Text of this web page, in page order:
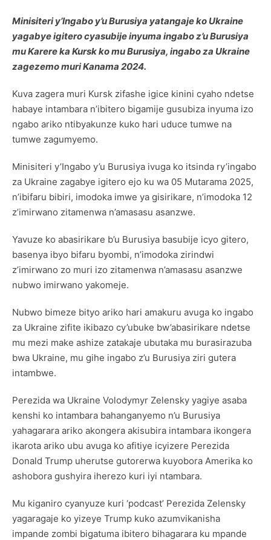
Minisiteri y’Ingabo y’u Burusiya yatangaje ko Ukraine
yagabye igitero cyasubije inyuma ingabo z’u Burusiya
mu Karere ka Kursk ko mu Burusiya, ingabo za Ukraine
zagezemo muri Kanama 2024.
Kuva zagera muri Kursk zifashe igice kinini cyaho ndetse
habaye intambara n’ibitero bigamije gusubiza inyuma izo
ngabo ariko ntibyakunze kuko hari uduce tumwe na
tumwe zagumyemo.
Minisiteri y’Ingabo y’u Burusiya ivuga ko itsinda ry’ingabo
za Ukraine zagabye igitero ejo ku wa 05 Mutarama 2025,
n’ibifaru bibiri, imodoka imwe ya gisirikare, n’imodoka 12
z’imirwano zitamenwa n’amasasu asanzwe.
Yavuze ko abasirikare b’u Burusiya basubije icyo gitero,
basenya ibyo bifaru byombi, n’imodoka zirindwi
z’imirwano zo muri izo zitamenwa n’amasasu asanzwe
nubwo imirwano yakomeje.
Nubwo bimeze bityo ariko hari amakuru avuga ko ingabo
za Ukraine zifite ikibazo cy’ubuke bw’abasirikare ndetse
mu mezi make ashize zatakaje ubutaka mu burasirazuba
bwa Ukraine, mu gihe ingabo z’u Burusiya ziri gutera
intambwe.
Perezida wa Ukraine Volodymyr Zelensky yagiye asaba
kenshi ko intambara bahanganyemo n’u Burusiya
yahagarara ariko akongera akisubira intambara ikongera
ikarota ariko ubu avuga ko afitiye icyizere Perezida
Donald Trump uherutse gutorerwa kuyobora Amerika ko
ashobora gushyira iherezo kuri iyi ntambara.
Mu kiganiro cyanyuze kuri ‘podcast’ Perezida Zelensky
yagaragaje ko yizeye Trump kuko azumvikanisha
impande zombi bigatuma ibitero bihagarara ku mpande